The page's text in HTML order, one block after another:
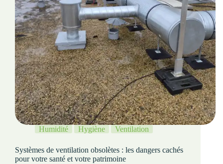
Humidité Hygiène Ventilation
Systèmes de ventilation obsolètes : les dangers cachés
pour votre santé et votre patrimoine